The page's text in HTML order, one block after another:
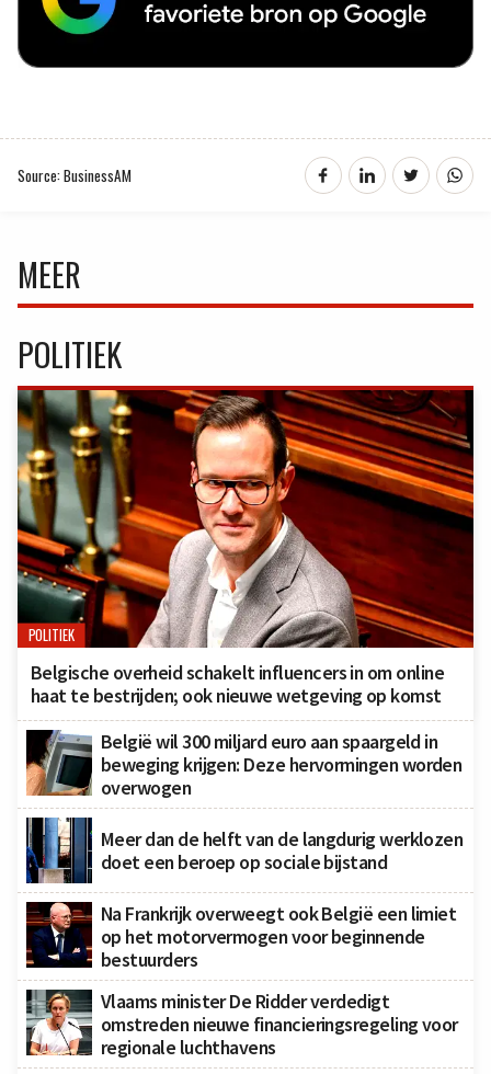
Source: BusinessAM
MEER
POLITIEK
POLITIEK
Belgische overheid schakelt influencers in om online
haat te bestrijden; ook nieuwe wetgeving op komst
België wil 300 miljard euro aan spaargeld in
beweging krijgen: Deze hervormingen worden
overwogen
Meer dan de helft van de langdurig werklozen
doet een beroep op sociale bijstand
Na Frankrijk overweegt ook België een limiet
op het motorvermogen voor beginnende
bestuurders
Vlaams minister De Ridder verdedigt
omstreden nieuwe financieringsregeling voor
regionale luchthavens